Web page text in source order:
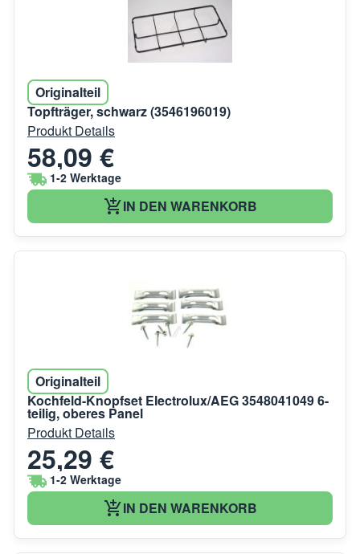
Originalteil
Topfträger, schwarz (3546196019)
Produkt Details
58,09 €
1-2 Werktage
IN DEN WARENKORB
Originalteil
Kochfeld-Knopfset Electrolux/AEG 3548041049 6-
teilig, oberes Panel
Produkt Details
25,29 €
1-2 Werktage
IN DEN WARENKORB